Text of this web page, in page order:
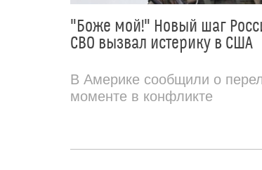
"Боже мой!" Новый шаг
СВО вызвал истерику в США
В Америке сообщили о
моменте в конфликте